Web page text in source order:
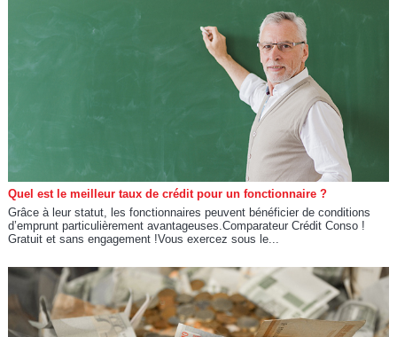
Quel est le meilleur taux de crédit pour un fonctionnaire ?
Grâce à leur statut, les fonctionnaires peuvent bénéficier de conditions
d’emprunt particulièrement avantageuses.Comparateur Crédit Conso !
Gratuit et sans engagement !Vous exercez sous le...